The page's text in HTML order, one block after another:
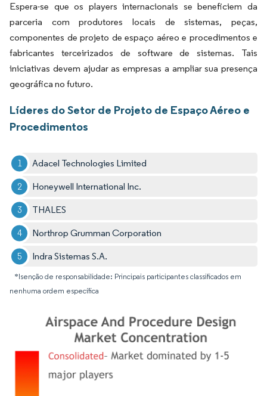
Espera-se que os players internacionais se beneficiem da
parceria com produtores locais de sistemas, peças,
componentes de projeto de espaço aéreo e procedimentos e
fabricantes terceirizados de software de sistemas.​ Tais
iniciativas devem ajudar as empresas a ampliar sua presença
geográfica no futuro.
Líderes do Setor de Projeto de Espaço Aéreo e
Procedimentos
Adacel Technologies Limited
Honeywell International Inc.
THALES
Northrop Grumman Corporation
Indra Sistemas S.A.
*Isenção de responsabilidade: Principais participantes classificados em
nenhuma ordem específica